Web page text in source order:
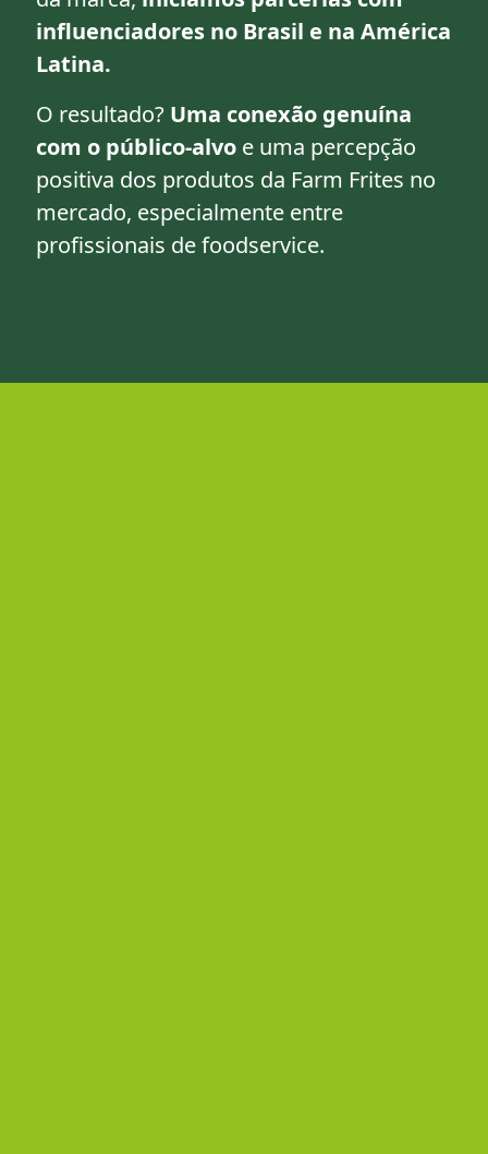
influenciadores no Brasil e na América
Latina.
O resultado? Uma conexão genuína
com o público-alvo e uma percepção
positiva dos produtos da Farm Frites no
mercado, especialmente entre
profissionais de foodservice.